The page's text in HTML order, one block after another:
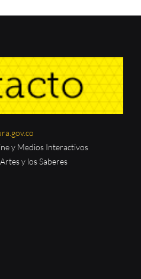
y Medios Interactivos
y los Saberes